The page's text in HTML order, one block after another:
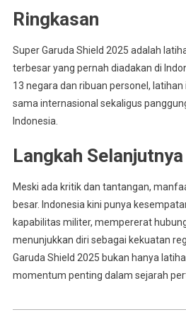
Ringkasan
Super Garuda Shield 2025 adalah
terbesar yang pernah diadakan di
13 negara dan ribuan personel,
sama internasional sekaligus
Indonesia.
Langkah Selanjutnya
Meski ada kritik dan tantangan,
besar. Indonesia kini punya
kapabilitas militer, mempererat
menunjukkan diri sebagai kekuatan
Garuda Shield 2025 bukan hanya
momentum penting dalam sejarah